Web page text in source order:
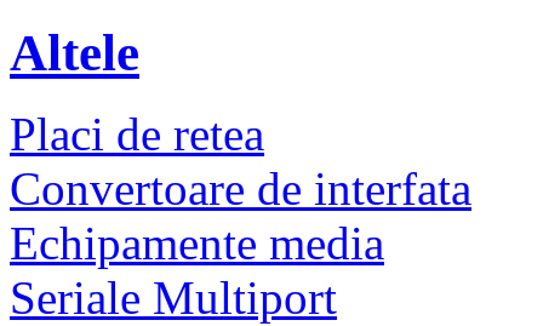
Altele
Placi de retea
Convertoare de interfata
Echipamente media
Seriale Multiport